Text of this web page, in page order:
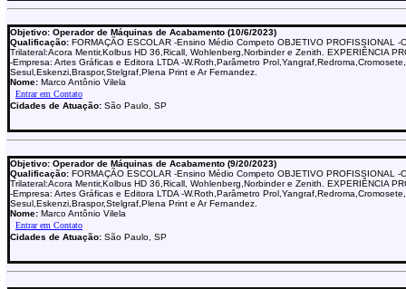
Objetivo: Operador de Máquinas de Acabamento (10/6/2023)
Qualificação: FORMAÇÃO ESCOLAR -Ensino Médio Competo OBJETIVO PROFISSIONAL -
Trilateral:Acora Mentir,Kolbus HD 36,Ricall, Wohlenberg,Norbinder e Zenith. EXPERIÊNCIA
-Empresa: Artes Gráficas e Editora LTDA -W.Roth,Parâmetro
Sesul,Eskenzi,Braspor,Stelgraf,Plena Print e Ar Fernandez.
Nome: Marco Antônio Vilela
Cidades de Atuação: São Paulo, SP
Objetivo: Operador de Máquinas de Acabamento (9/20/2023)
Qualificação: FORMAÇÃO ESCOLAR -Ensino Médio Competo OBJETIVO PROFISSIONAL -
Trilateral:Acora Mentir,Kolbus HD 36,Ricall, Wohlenberg,Norbinder e Zenith. EXPERIÊNCIA
-Empresa: Artes Gráficas e Editora LTDA -W.Roth,Parâmetro
Sesul,Eskenzi,Braspor,Stelgraf,Plena Print e Ar Fernandez.
Nome: Marco Antônio Vilela
Cidades de Atuação: São Paulo, SP